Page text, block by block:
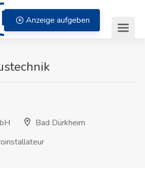
Anzeige aufgeben
Bad Dürkheim